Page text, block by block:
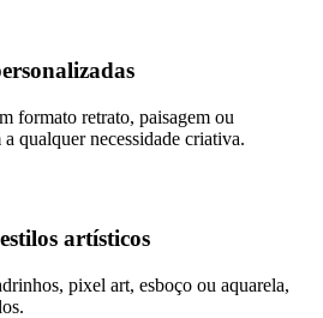
formato retrato, paisagem ou
qualquer necessidade criativa.
artísticos
pixel art, esboço ou aquarela,